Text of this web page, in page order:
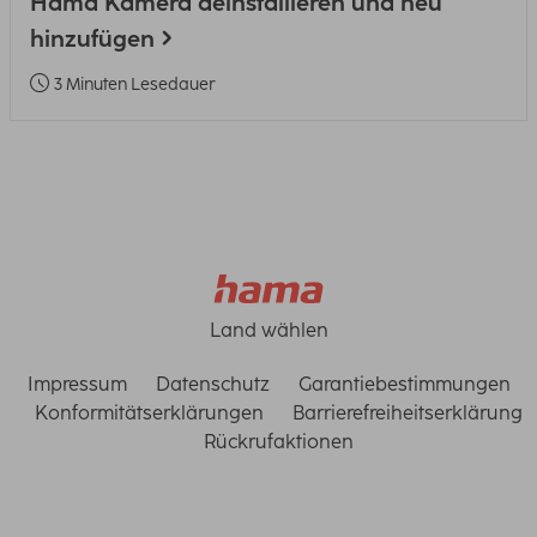
hinzufügen
3 Minuten Lesedauer
Land wählen
Impressum Datenschutz
Garantiebestimmungen
Konformitätserklärungen
Barrierefreiheitserklärung
Rückrufaktionen